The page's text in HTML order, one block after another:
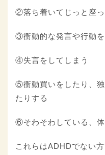
②落ち着いてじっと座
③衝動的な発言や行動
④失言をしてしまう
⑤衝動買いをしたり、
たりする
⑥そわそわしている、
これらはADHDでない